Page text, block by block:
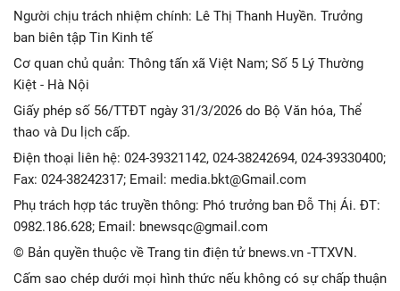
Người chịu trách nhiệm chính: Lê Thị Thanh Huyền. Trưởng
ban biên tập Tin Kinh tế
Cơ quan chủ quản: Thông tấn xã Việt Nam; Số 5 Lý Thường
Kiệt - Hà Nội
Giấy phép số 56/TTĐT ngày 31/3/2026 do Bộ Văn hóa, Thể
thao và Du lịch cấp.
Điện thoại liên hệ: 024-39321142, 024-38242694, 024-39330400;
Fax: 024-38242317; Email: media.bkt@Gmail.com
Phụ trách hợp tác truyền thông: Phó trưởng ban Đỗ Thị Ái. ĐT:
0982.186.628; Email: bnewsqc@gmail.com
© Bản quyền thuộc về Trang tin điện tử bnews.vn -TTXVN.
Cấm sao chép dưới mọi hình thức nếu không có sự chấp thuận